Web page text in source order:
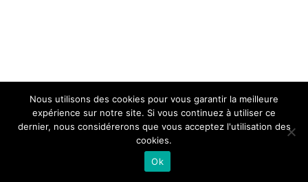
Nous utilisons des cookies pour vous garantir la meilleure
expérience sur notre site. Si vous continuez à utiliser ce
dernier, nous considérerons que vous acceptez l'utilisation des
cookies.
Ok